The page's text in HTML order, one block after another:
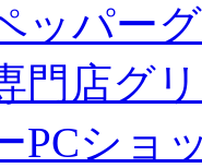
ッパー
門店グ
PCショ